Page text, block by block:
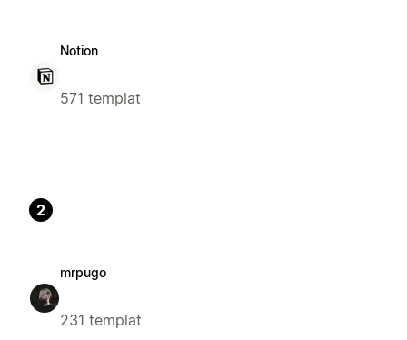
Notion
571 templat
2
mrpugo
231 templat